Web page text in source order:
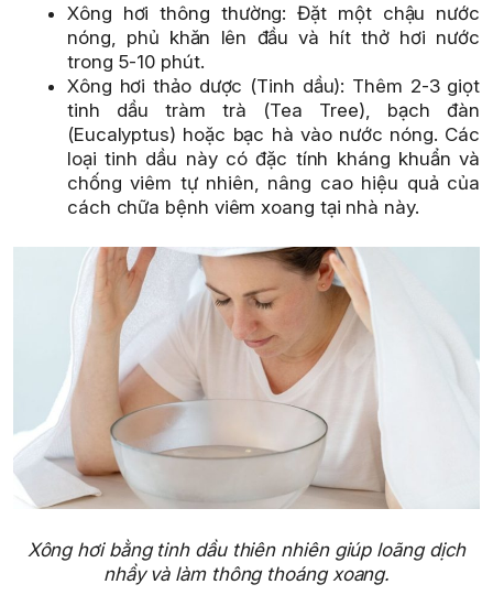
Xông hơi thông thường: Đặt một chậu nước
nóng, phủ khăn lên đầu và hít thở hơi nước
trong 5-10 phút.
Xông hơi thảo dược (Tinh dầu): Thêm 2-3 giọt
tinh dầu tràm trà (Tea Tree), bạch đàn
(Eucalyptus) hoặc bạc hà vào nước nóng. Các
loại tinh dầu này có đặc tính kháng khuẩn và
chống viêm tự nhiên, nâng cao hiệu quả của
cách chữa bệnh viêm xoang tại nhà này.
Xông hơi bằng tinh dầu thiên nhiên giúp loãng dịch
nhầy và làm thông thoáng xoang.